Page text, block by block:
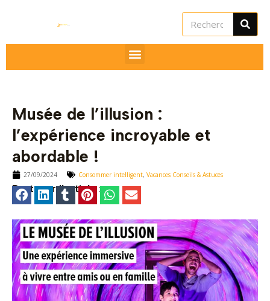
Rechercher
Musée de l’illusion :
l’expérience incroyable et
abordable !
27/09/2024 Consommer intelligent, Vacances Conseils & Astuces
Partager l'article :